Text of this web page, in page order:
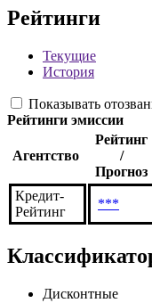
Тип ценной
Рейтинги
Текущие
Показывать
Рейтинги эмиссии
Агентство
Рейтинг
Кредит-
***